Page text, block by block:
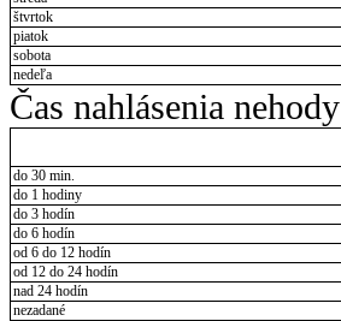
štvrtok
piatok
sobota
nedeľa
Čas nahlásenia nehody
do 30 min.
do 1 hodiny
do 3 hodín
do 6 hodín
od 6 do 12 hodín
od 12 do 24 hodín
nad 24 hodín
nezadané